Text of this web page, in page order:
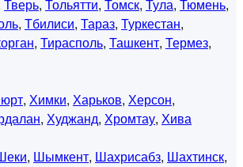
Тверь, Тольятти, Томск, Тула, Тюмень,
, Тбилиси, Тараз, Туркестан,
, Тирасполь, Ташкент, Термез,
, Химки, Харьков, Херсон,
, Худжанд, Хромтау, Хива
, Шымкент, Шахрисабз, Шахтинск,